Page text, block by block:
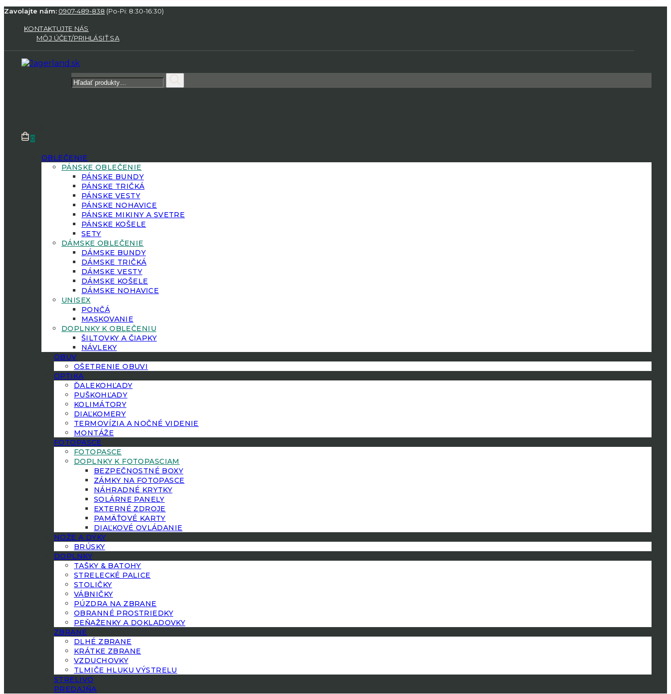
Zavolajte nám: 0907-489-838 (Po-Pi: 8:30-16:30)
KONTAKTUJTE NÁS
MÔJ ÚČET/PRIHLÁSIŤ SA
Hľadať:
0
OBLEČENIE
PÁNSKE OBLEČENIE
PÁNSKE BUNDY
PÁNSKE TRIČKÁ
PÁNSKE VESTY
PÁNSKE NOHAVICE
PÁNSKE MIKINY A SVETRE
PÁNSKE KOŠELE
SETY
DÁMSKE OBLEČENIE
DÁMSKE BUNDY
DÁMSKE TRIČKÁ
DÁMSKE VESTY
DÁMSKE KOŠELE
DÁMSKE NOHAVICE
UNISEX
PONČÁ
MASKOVANIE
DOPLNKY K OBLEČENIU
ŠILTOVKY A ČIAPKY
NÁVLEKY
OBUV
OŠETRENIE OBUVI
OPTIKA
ĎALEKOHĽADY
PUŠKOHĽADY
KOLIMÁTORY
DIAĽKOMERY
TERMOVÍZIA A NOČNÉ VIDENIE
MONTÁŽE
FOTOPASCE
FOTOPASCE
DOPLNKY K FOTOPASCIAM
BEZPEČNOSTNÉ BOXY
ZÁMKY NA FOTOPASCE
NÁHRADNÉ KRYTKY
SOLÁRNE PANELY
EXTERNÉ ZDROJE
PAMÄŤOVÉ KARTY
DIAĽKOVÉ OVLÁDANIE
NOŽE A DÝKY
BRÚSKY
DOPLNKY
TAŠKY & BATOHY
STRELECKÉ PALICE
STOLIČKY
VÁBNIČKY
PÚZDRA NA ZBRANE
OBRANNÉ PROSTRIEDKY
PEŇAŽENKY A DOKLADOVKY
ZBRANE
DLHÉ ZBRANE
KRÁTKE ZBRANE
VZDUCHOVKY
TLMIČE HLUKU VÝSTRELU
STRELIVO
PREDAJŇA